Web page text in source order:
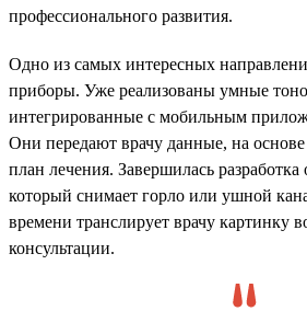
профессионального развития.
Одно из самых интересных
приборы. Уже реализованы умные
интегрированные с мобильным
Они передают врачу данные, на
план лечения. Завершилась
который снимает горло или ушной
времени транслирует врачу картинку
консультации.